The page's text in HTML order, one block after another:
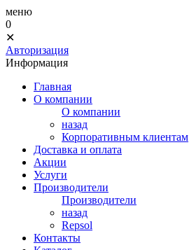
меню
0
✕
Авторизация
Информация
Главная
О компании
О компании
назад
Корпоративным клиентам
Доставка и оплата
Акции
Услуги
Производители
Производители
назад
Repsol
Контакты